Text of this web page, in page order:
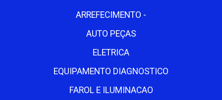
ARREFECIMENTO -
AUTO PEÇAS
ELETRICA
EQUIPAMENTO DIAGNOSTICO
FAROL E ILUMINACAO